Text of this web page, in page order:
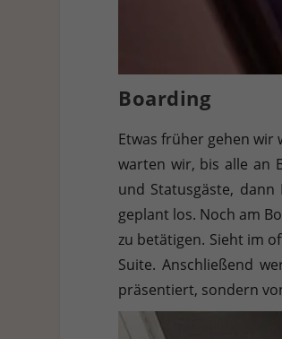
Boarding
Etwas früher gehen wir
warten wir, bis alle an
und Statusgäste,
geplant los. Noch am
zu betätigen. Sieht im
Suite. Anschließend
präsentiert, sondern